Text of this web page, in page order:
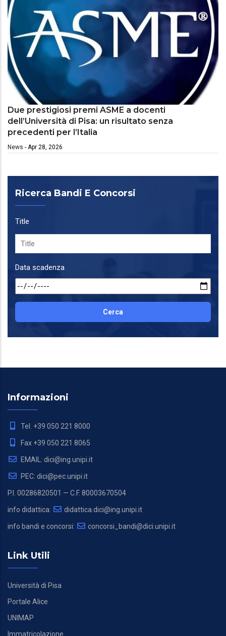
Due prestigiosi premi ASME a docenti
dell’Università di Pisa: un risultato senza
precedenti per l’Italia
News - Apr 28, 2026
Ricerca Bandi E Concorsi
Title
Data scadenza
Informazioni
Tel. +39 050 221 8000
Fax +39 050 221 8065
EMAIL: dici@ing.unipi.it
PEC: dici@pec.unipi.it
P.I. 00286820501 — C.F. 80003670504
info didattica: didattica.dici@ing.unipi.it
info bandi e concorsi: concorsi_bandi@dici.unipi.it
Link Utili
Università di Pisa
Portale Alice
UNIMAP
Immatricolazione